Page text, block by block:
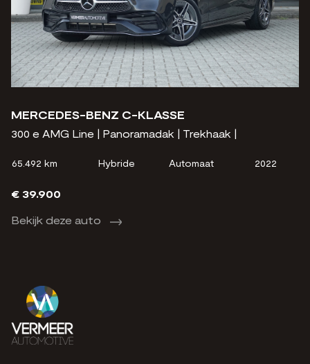
MERCEDES-BENZ C-KLASSE
300 e AMG Line | Panoramadak | Trekhaak |
65.492 km Hybride Automaat 2022
€ 39.900
Bekijk deze auto